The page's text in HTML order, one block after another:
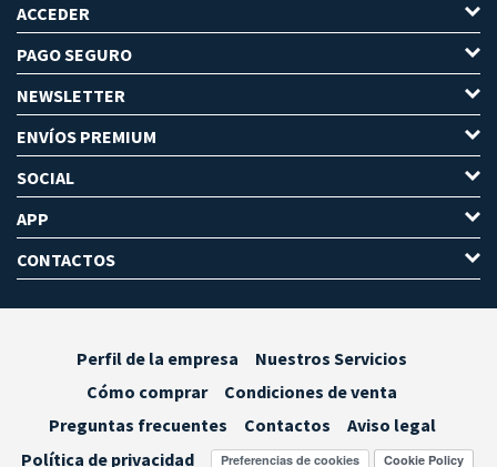
ACCEDER
PAGO SEGURO
NEWSLETTER
ENVÍOS PREMIUM
SOCIAL
APP
CONTACTOS
Perfil de la empresa
Nuestros Servicios
Cómo comprar
Condiciones de venta
Preguntas frecuentes
Contactos
Aviso legal
Política de privacidad
Preferencias de cookies